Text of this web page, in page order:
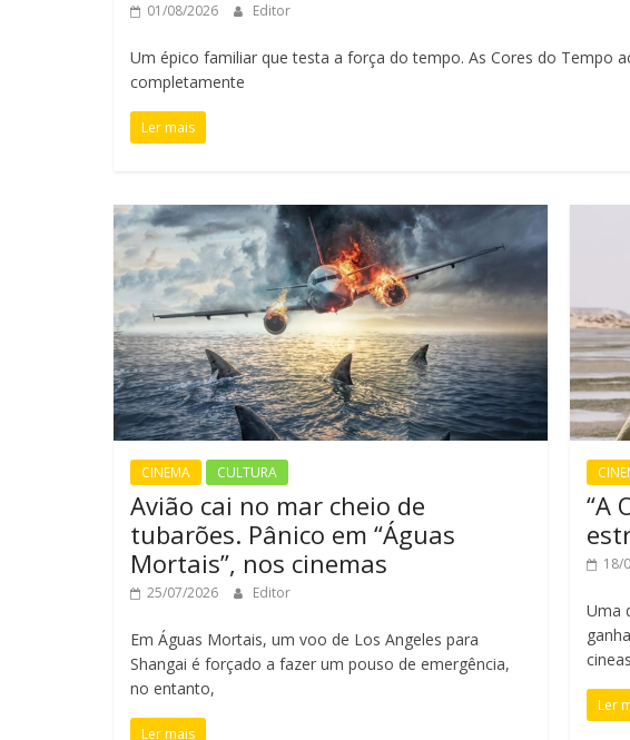
01/08/2026 Editor
Um épico familiar que testa a força do tempo. As Cores do Tempo
completamente
Ler mais
CINEMA CULTURA
Avião cai no mar cheio de
tubarões. Pânico em “Águas
Mortais”, nos cinemas
25/07/2026 Editor
Em Águas Mortais, um voo de Los Angeles para
Shangai é forçado a fazer um pouso de emergência,
no entanto,
Ler mais
“A
18/
Uma
Ler